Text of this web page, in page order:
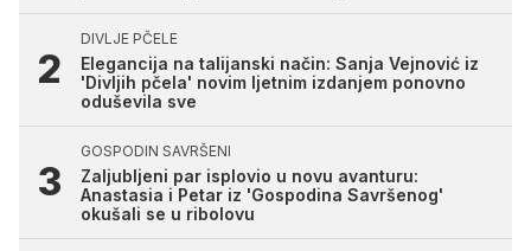
DIVLJE PČELE
Elegancija na talijanski način: Sanja Vejnović iz
'Divljih pčela' novim ljetnim izdanjem ponovno
oduševila sve
GOSPODIN SAVRŠENI
Zaljubljeni par isplovio u novu avanturu:
Anastasia i Petar iz 'Gospodina Savršenog'
okušali se u ribolovu